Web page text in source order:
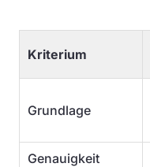
Kriterium
Grundlage
Genauigkeit